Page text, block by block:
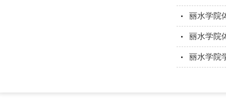
丽水学院
丽水学院
丽水学院